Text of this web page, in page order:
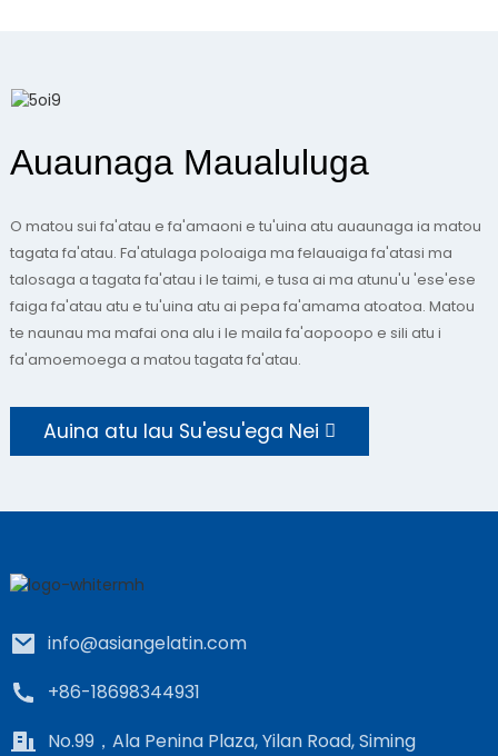
Auaunaga Maualuluga
O matou sui fa'atau e fa'amaoni e tu'uina atu auaunaga ia matou
tagata fa'atau. Fa'atulaga poloaiga ma felauaiga fa'atasi ma
talosaga a tagata fa'atau i le taimi, e tusa ai ma atunu'u 'ese'ese
faiga fa'atau atu e tu'uina atu ai pepa fa'amama atoatoa. Matou
te naunau ma mafai ona alu i le maila fa'aopoopo e sili atu i
fa'amoemoega a matou tagata fa'atau.
Auina atu lau Su'esu'ega Nei
info@asiangelatin.com
+86-18698344931
No.99，Ala Penina Plaza, Yilan Road, Siming